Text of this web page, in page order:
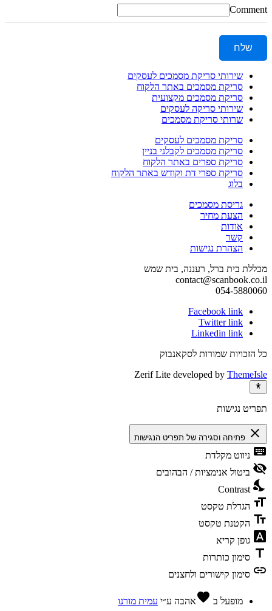
Comment
שלח
שירותי סריקת מסמכים לעסקים
סריקת מסמכים באתר הלקוח
סריקת מסמכים מקצועית
שירותי סריקה לעסקים
שרותי סריקת מסמכים
סריקת מסמכים לעסקים
סריקת מסמכים לקבלני בניין
סריקת ספרים באתר הלקוח
סריקת ספרי דת וקודש באתר הלקוח
בלוג
גריסת מסמכים
הצעת מחיר
אודות
קשר
הצהרת נגישות
מכללת בית ברל, רעננה, בית שמש
contact@scanbook.co.il
054-5880060
Facebook link
Twitter link
Linkedin link
כל הזכויות שמורות לסקאנבוק
Zerif Lite developed by ThemeIsle
תפריט נגישות
close פתיחה וסגירה של תפריט הנגישות
keyboard ניווט מקלדת
visibility_off ביטול אנימציות / הבהובים
nights_stay
Contrast
format_size הגדלת טקסט
text_fields הקטנת טקסט
font_download גופן קריא
title סימון כותרות
link סימון קישורים ולחצנים
מופעל ב favoriteאהבה ע״י עמית מורנו